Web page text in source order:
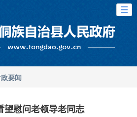
要闻
望慰问老领导老同志